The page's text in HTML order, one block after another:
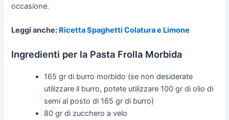
occasione.
Leggi anche: Ricetta Spaghetti Colatura e Limone
Ingredienti per la Pasta Frolla Morbida
165 gr di burro morbido (se non desiderate
utilizzare il burro, potete utilizzare 100 gr di olio di
semi al posto di 165 gr di burro)
80 gr di zucchero a velo